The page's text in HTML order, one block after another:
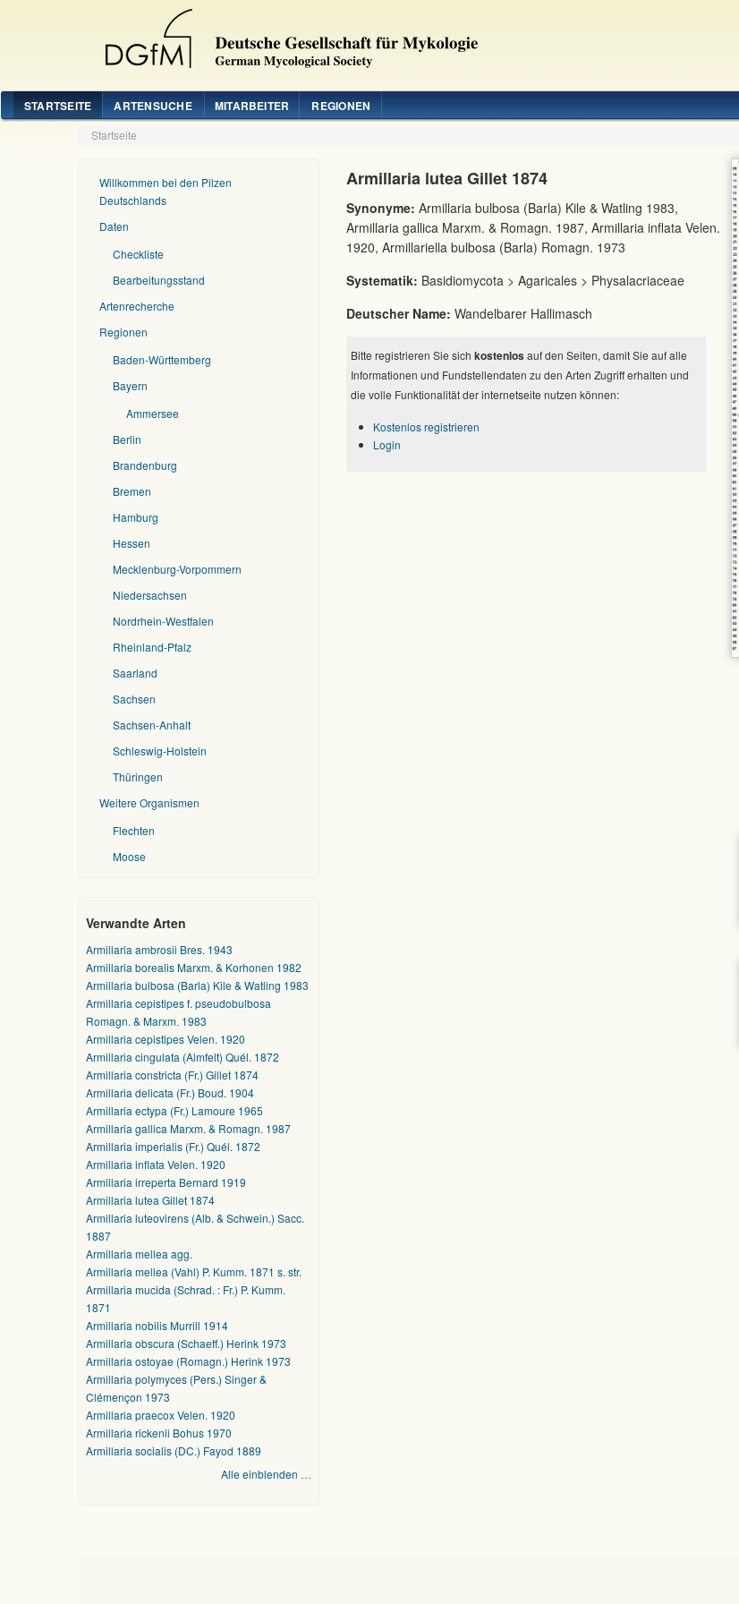
STARTSEITE ARTENSUCHE MITARBEITER REGIONEN
Startseite
Willkommen bei den Pilzen
Deutschlands
Daten
Checkliste
Bearbeitungsstand
Artenrecherche
Regionen
Baden-Württemberg
Bayern
Ammersee
Berlin
Brandenburg
Bremen
Hamburg
Hessen
Mecklenburg-Vorpommern
Niedersachsen
Nordrhein-Westfalen
Rheinland-Pfalz
Saarland
Sachsen
Sachsen-Anhalt
Schleswig-Holstein
Thüringen
Weitere Organismen
Flechten
Moose
Verwandte Arten
Armillaria ambrosii Bres. 1943
Armillaria borealis Marxm. & Korhonen 1982
Armillaria bulbosa (Barla) Kile & Watling 1983
Armillaria cepistipes f. pseudobulbosa
Romagn. & Marxm. 1983
Armillaria cepistipes Velen. 1920
Armillaria cingulata (Almfelt) Quél. 1872
Armillaria constricta (Fr.) Gillet 1874
Armillaria delicata (Fr.) Boud. 1904
Armillaria ectypa (Fr.) Lamoure 1965
Armillaria gallica Marxm. & Romagn. 1987
Armillaria imperialis (Fr.) Quél. 1872
Armillaria inflata Velen. 1920
Armillaria irreperta Bernard 1919
Armillaria lutea Gillet 1874
Armillaria luteovirens (Alb. & Schwein.) Sacc.
1887
Armillaria mellea agg.
Armillaria mellea (Vahl) P. Kumm. 1871 s. str.
Armillaria mucida (Schrad. : Fr.) P. Kumm.
1871
Armillaria nobilis Murrill 1914
Armillaria obscura (Schaeff.) Herink 1973
Armillaria ostoyae (Romagn.) Herink 1973
Armillaria polymyces (Pers.) Singer &
Clémençon 1973
Armillaria praecox Velen. 1920
Armillaria rickenii Bohus 1970
Armillaria socialis (DC.) Fayod 1889
Alle einblenden …
Armillaria lutea Gillet 1874
Synonyme: Armillaria bulbosa (Barla) Kile & Watling 1983,
Armillaria gallica Marxm. & Romagn. 1987, Armillaria inflata Velen.
1920, Armillariella bulbosa (Barla) Romagn. 1973
Systematik: Basidiomycota > Agaricales > Physalacriaceae
Deutscher Name: Wandelbarer Hallimasch
Bitte registrieren Sie sich kostenlos auf den Seiten, damit Sie auf alle
Informationen und Fundstellendaten zu den Arten Zugriff erhalten und
die volle Funktionalität der internetseite nutzen können:
Kostenlos registrieren
Login